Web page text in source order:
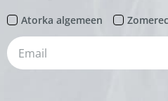
Atorka algemeen